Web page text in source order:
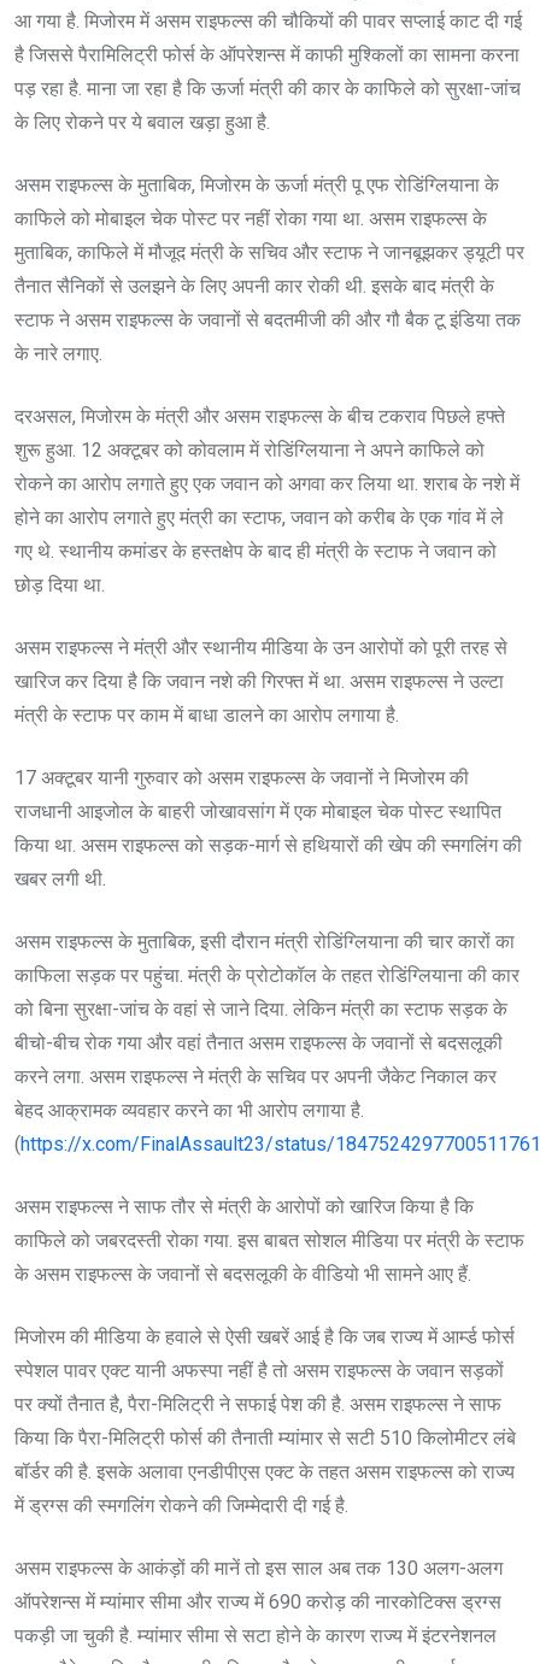
आ गया है. मिजोरम में असम राइफल्स की चौकियों की पावर सप्लाई काट दी गई
है जिससे पैरामिलिट्री फोर्स के ऑपरेशन्स में काफी मुश्किलों का सामना करना
पड़ रहा है. माना जा रहा है कि ऊर्जा मंत्री की कार के काफिले को सुरक्षा-जांच
के लिए रोकने पर ये बवाल खड़ा हुआ है.
असम राइफल्स के मुताबिक, मिजोरम के ऊर्जा मंत्री पू एफ रोडिंग्लियाना के
काफिले को मोबाइल चेक पोस्ट पर नहीं रोका गया था. असम राइफल्स के
मुताबिक, काफिले में मौजूद मंत्री के सचिव और स्टाफ ने जानबूझकर ड्यूटी पर
तैनात सैनिकों से उलझने के लिए अपनी कार रोकी थी. इसके बाद मंत्री के
स्टाफ ने असम राइफल्स के जवानों से बदतमीजी की और गौ बैक टू इंडिया तक
के नारे लगाए.
दरअसल, मिजोरम के मंत्री और असम राइफल्स के बीच टकराव पिछले हफ्ते
शुरू हुआ. 12 अक्टूबर को कोवलाम में रोडिंग्लियाना ने अपने काफिले को
रोकने का आरोप लगाते हुए एक जवान को अगवा कर लिया था. शराब के नशे में
होने का आरोप लगाते हुए मंत्री का स्टाफ, जवान को करीब के एक गांव में ले
गए थे. स्थानीय कमांडर के हस्तक्षेप के बाद ही मंत्री के स्टाफ ने जवान को
छोड़ दिया था.
असम राइफल्स ने मंत्री और स्थानीय मीडिया के उन आरोपों को पूरी तरह से
खारिज कर दिया है कि जवान नशे की गिरफ्त में था. असम राइफल्स ने उल्टा
मंत्री के स्टाफ पर काम में बाधा डालने का आरोप लगाया है.
17 अक्टूबर यानी गुरुवार को असम राइफल्स के जवानों ने मिजोरम की
राजधानी आइजोल के बाहरी जोखावसांग में एक मोबाइल चेक पोस्ट स्थापित
किया था. असम राइफल्स को सड़क-मार्ग से हथियारों की खेप की स्मगलिंग की
खबर लगी थी.
असम राइफल्स के मुताबिक, इसी दौरान मंत्री रोडिंग्लियाना की चार कारों का
काफिला सड़क पर पहुंचा. मंत्री के प्रोटोकॉल के तहत रोडिंग्लियाना की कार
को बिना सुरक्षा-जांच के वहां से जाने दिया. लेकिन मंत्री का स्टाफ सड़क के
बीचो-बीच रोक गया और वहां तैनात असम राइफल्स के जवानों से बदसलूकी
करने लगा. असम राइफल्स ने मंत्री के सचिव पर अपनी जैकेट निकाल कर
बेहद आक्रामक व्यवहार करने का भी आरोप लगाया है.
(https://x.com/FinalAssault23/status/1847524297700511761
असम राइफल्स ने साफ तौर से मंत्री के आरोपों को खारिज किया है कि
काफिले को जबरदस्ती रोका गया. इस बाबत सोशल मीडिया पर मंत्री के स्टाफ
के असम राइफल्स के जवानों से बदसलूकी के वीडियो भी सामने आए हैं.
मिजोरम की मीडिया के हवाले से ऐसी खबरें आई है कि जब राज्य में आर्म्ड फोर्स
स्पेशल पावर एक्ट यानी अफस्पा नहीं है तो असम राइफल्स के जवान सड़कों
पर क्यों तैनात है, पैरा-मिलिट्री ने सफाई पेश की है. असम राइफल्स ने साफ
किया कि पैरा-मिलिट्री फोर्स की तैनाती म्यांमार से सटी 510 किलोमीटर लंबे
बॉर्डर की है. इसके अलावा एनडीपीएस एक्ट के तहत असम राइफल्स को राज्य
में ड्रग्स की स्मगलिंग रोकने की जिम्मेदारी दी गई है.
असम राइफल्स के आकंड़ों की मानें तो इस साल अब तक 130 अलग-अलग
ऑपरेशन्स में म्यांमार सीमा और राज्य में 690 करोड़ की नारकोटिक्स ड्रग्स
पकड़ी जा चुकी है. म्यांमार सीमा से सटा होने के कारण राज्य में इंटरनेशनल